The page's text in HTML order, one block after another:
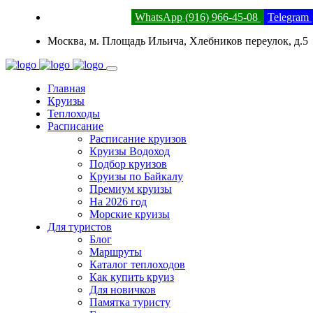
WhatsApp (916) 966-45-08 Telegram
Москва, м. Площадь Ильича, Хлебников переулок, д.5
Главная
Круизы
Теплоходы
Расписание
Расписание круизов
Круизы Водоход
Подбор круизов
Круизы по Байкалу
Премиум круизы
На 2026 год
Морские круизы
Для туристов
Блог
Маршруты
Каталог теплоходов
Как купить круиз
Для новичков
Памятка туристу